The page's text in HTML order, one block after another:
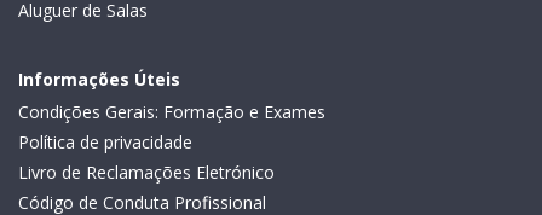
Aluguer de Salas
Informações Úteis
Condições Gerais: Formação e Exames
Política de privacidade
Livro de Reclamações Eletrónico
Código de Conduta Profissional